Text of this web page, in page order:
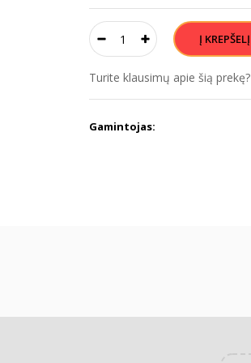
Turite klausimų apie šią prekę?
Gamintojas: